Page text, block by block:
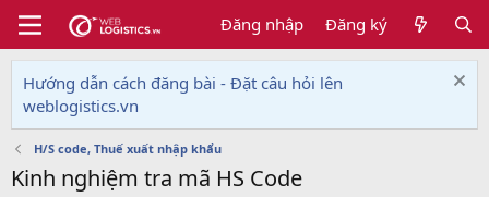
Đăng nhập Đăng ký
Hướng dẫn cách đăng bài - Đặt câu hỏi lên
weblogistics.vn
H/S code, Thuế xuất nhập khẩu
Kinh nghiệm tra mã HS Code